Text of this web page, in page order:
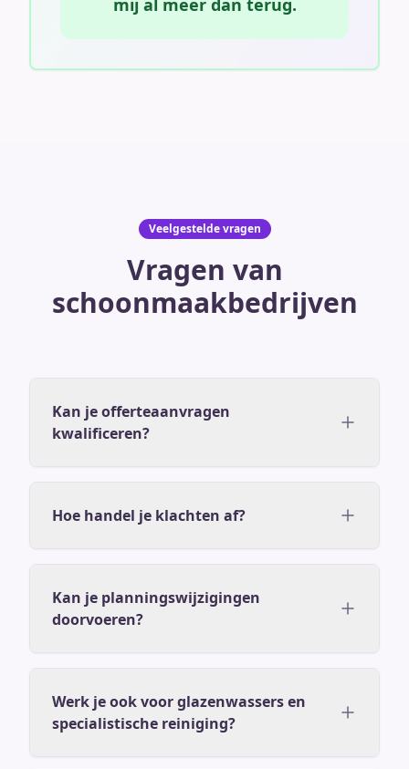
mij al meer dan terug.
Veelgestelde vragen
Vragen van
schoonmaakbedrijven
Kan je offerteaanvragen
kwalificeren?
Hoe handel je klachten af?
Kan je planningswijzigingen
doorvoeren?
Werk je ook voor glazenwassers en
specialistische reiniging?